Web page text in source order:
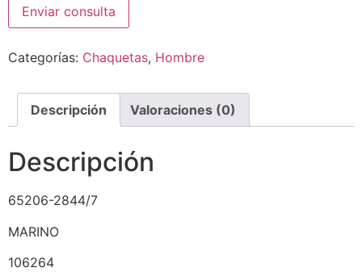
Categorías: Chaquetas, Hombre
Descripción Valoraciones (0)
Descripción
65206-2844/7
MARINO
106264